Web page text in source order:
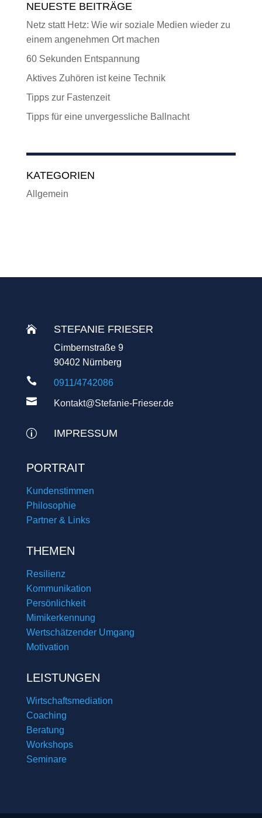
NEUESTE BEITRÄGE
Netz statt Hetz: Wie wir soziale Medien wieder zu
einem angenehmen Ort machen
60 Sekunden Entspannung
Aktives Zuhören ist keine Technik
Tipps zur Fastenzeit
Tipps für eine unvergessliche Ballnacht
KATEGORIEN
Allgemein
 STEFANIE FRIESER
Cimbernstraße 9
90402 Nürnberg
 0911/4742086
 Kontakt@Stefanie-Frieser.de
p IMPRESSUM
PORTRAIT
Kundenstimmen
Philosophie
Partner & Links
THEMEN
Resilienz
Kommunikation
Persönlichkeit
Mimikerkennung
Wertschätzender Umgang
Motivation
LEISTUNGEN
Wirtschaftsmediation
Coaching
Beratung
Workshops
Seminare